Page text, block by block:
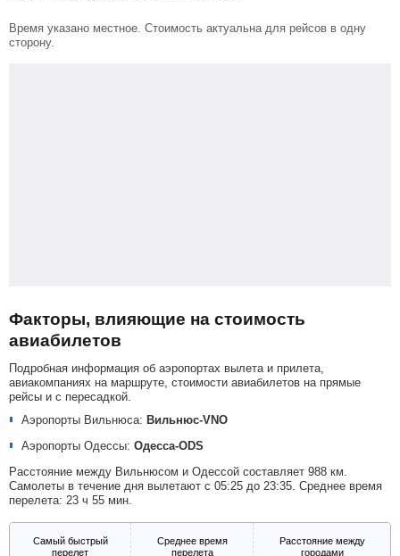
Время указано местное. Стоимость актуальна для рейсов в одну
сторону.
Факторы, влияющие на стоимость
авиабилетов
Подробная информация об аэропортах вылета и прилета,
авиакомпаниях на маршруте, стоимости авиабилетов на прямые
рейсы и с пересадкой.
Аэропорты Вильнюса: Вильнюс-VNO
Аэропорты Одессы: Одесса-ODS
Расстояние между Вильнюсом и Одессой составляет 988 км.
Самолеты в течение дня вылетают с 05:25 до 23:35. Среднее время
перелета: 23 ч 55 мин.
Самый быстрый
перелет
Среднее время
перелета
Расстояние между
городами